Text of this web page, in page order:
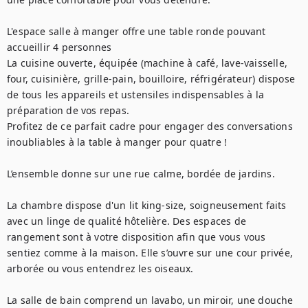
L'espace salle à manger offre une table ronde pouvant
accueillir 4 personnes
La cuisine ouverte, équipée (machine à café, lave-vaisselle,
four, cuisinière, grille-pain, bouilloire, réfrigérateur) dispose
de tous les appareils et ustensiles indispensables à la
préparation de vos repas.
Profitez de ce parfait cadre pour engager des conversations
inoubliables à la table à manger pour quatre !
L’ensemble donne sur une rue calme, bordée de jardins.
La chambre dispose d'un lit king-size, soigneusement faits
avec un linge de qualité hôtelière. Des espaces de
rangement sont à votre disposition afin que vous vous
sentiez comme à la maison. Elle s’ouvre sur une cour privée,
arborée ou vous entendrez les oiseaux.
La salle de bain comprend un lavabo, un miroir, une douche